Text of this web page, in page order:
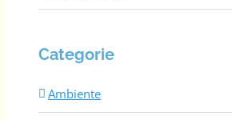
Categorie
Ambiente